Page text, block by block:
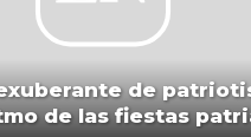
de
de las fiestas